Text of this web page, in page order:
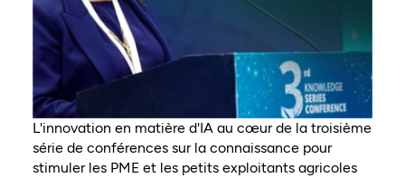
L'innovation en matière d'IA au cœur de la troisième
série de conférences sur la connaissance pour
stimuler les PME et les petits exploitants agricoles